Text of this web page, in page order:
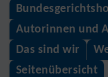
Autorinnen und
Das sind wir
Seitenübersicht